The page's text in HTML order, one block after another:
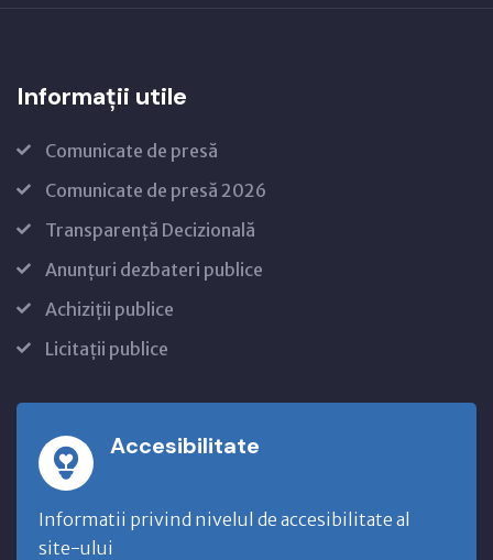
Informații utile
Comunicate de presă
Comunicate de presă 2026
Transparență Decizională
Anunțuri dezbateri publice
Achiziții publice
Licitații publice
Accesibilitate
Informatii privind nivelul de accesibilitate al
site-ului